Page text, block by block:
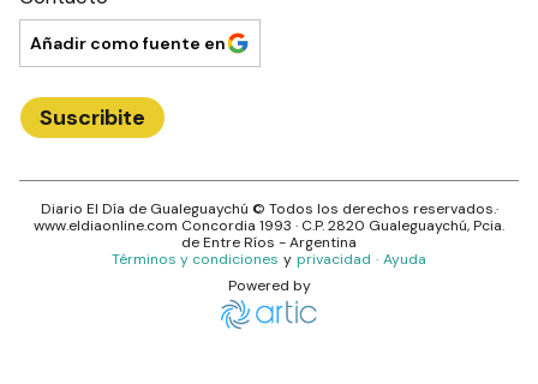
Añadir como fuente en
Suscribite
Diario El Día de Gualeguaychú © Todos los derechos reservados.·
www.eldiaonline.com Concordia 1993 · C.P.2820 Gualeguaychú, Pcia.
deEntre Ríos - Argentina
Términos y condiciones y privacidad · Ayuda
Powered by